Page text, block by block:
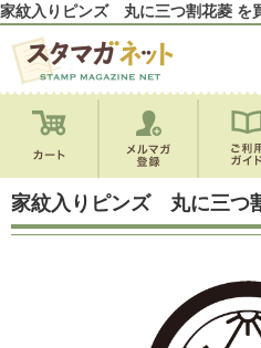
家紋入りピンズ 丸に三つ割花菱 を
家紋入りピンズ 丸に三つ